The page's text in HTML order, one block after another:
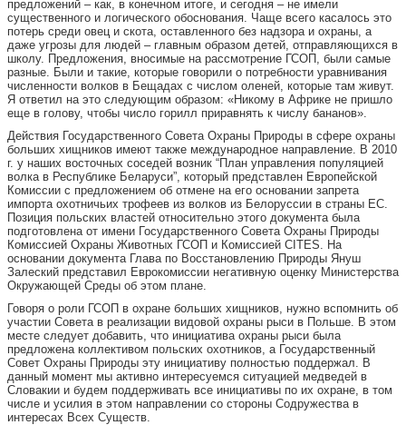
предложений – как, в конечном итоге, и сегодня – не имели
существенного и логического обоснования. Чаще всего касалось это
потерь среди овец и скота, оставленного без надзора и охраны, а
даже угрозы для людей – главным образом детей, отправляющихся в
школу. Предложения, вносимые на рассмотрение ГСОП, были самые
разные. Были и такие, которые говорили о потребности уравнивания
численности волков в Бещадах с числом оленей, которые там живут.
Я ответил на это следующим образом: «Никому в Африке не пришло
еще в голову, чтобы число горилл приравнять к числу бананов».
Действия Государственного Совета Охраны Природы в сфере охраны
больших хищников имеют также международное направление. В 2010
г. у наших восточных соседей возник “План управления популяцией
волка в Республике Беларуси”, который представлен Европейской
Комиссии с предложением об отмене на его основании запрета
импорта охотничьих трофеев из волков из Белоруссии в страны ЕС.
Позиция польских властей относительно этого документа была
подготовлена от имени Государственного Совета Охраны Природы
Комиссией Охраны Животных ГСОП и Комиссией CITES. На
основании документа Глава по Восстановлению Природы Януш
Залеский представил Еврокомиссии негативную оценку Министерства
Окружающей Среды об этом плане.
Говоря о роли ГСОП в охране больших хищников, нужно вспомнить об
участии Совета в реализации видовой охраны рыси в Польше. В этом
месте следует добавить, что инициатива охраны рыси была
предложена коллективом польских охотников, а Государственный
Совет Охраны Природы эту инициативу полностью поддержал. В
данный момент мы активно интересуемся ситуацией медведей в
Словакии и будем поддерживать все инициативы по их охране, в том
числе и усилия в этом направлении со стороны Содружества в
интересах Всех Существ.